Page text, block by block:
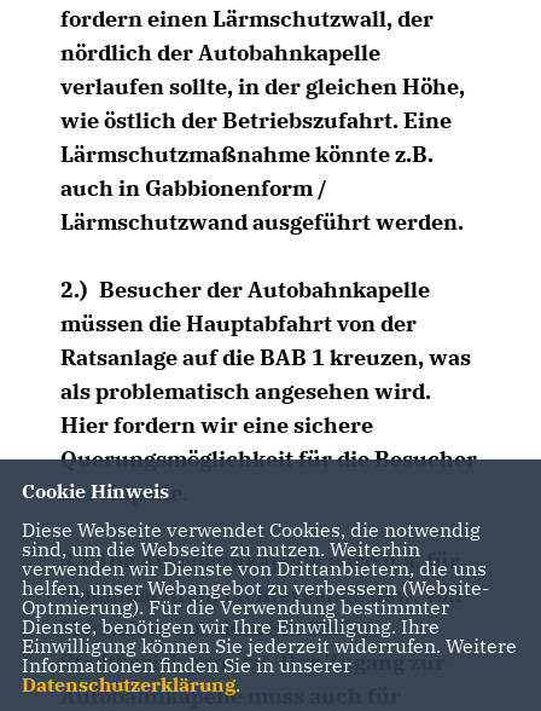
fordern einen Lärmschutzwall, der
nördlich der Autobahnkapelle
verlaufen sollte, in der gleichen Höhe,
wie östlich der Betriebszufahrt. Eine
Lärmschutzmaßnahme könnte z.B.
auch in Gabbionenform /
Lärmschutzwand ausgeführt werden.
2.) Besucher der Autobahnkapelle
müssen die Hauptabfahrt von der
Ratsanlage auf die BAB 1 kreuzen, was
als problematisch angesehen wird.
Hier fordern wir eine sichere
Querungsmöglichkeit für die Besucher
der Kapelle.
3.) Die Autobahnkapelle wird u.a. für
Maiandachten, Lichtergänge usw. von
Menschen aus dem Stadtteil /
Stadtbezirk genutzt. Der Zugang zur
Autobahnkapelle muss auch für
Cookie Hinweis
Diese Webseite verwendet Cookies, die notwendig
sind, um die Webseite zu nutzen. Weiterhin
verwenden wir Dienste von Drittanbietern, die uns
helfen, unser Webangebot zu verbessern (Website-
Optmierung). Für die Verwendung bestimmter
Dienste, benötigen wir Ihre Einwilligung. Ihre
Einwilligung können Sie jederzeit widerrufen. Weitere
Informationen finden Sie in unserer
Datenschutzerklärung.